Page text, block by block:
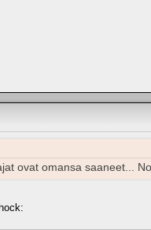
ovat omansa saaneet...